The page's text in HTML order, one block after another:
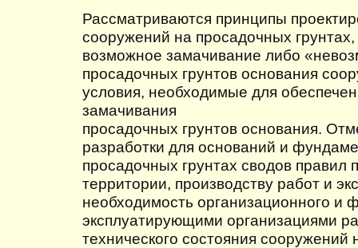
Рассматриваются принципы
сооружений на просадочных
возможное замачивание либо
просадочных грунтов основания
условия, необходимые для
замачивания
просадочных грунтов основания.
разработки для оснований и
просадочных грунтах сводов правил
территории, производству работ и
необходимость организационного и
эксплуатирующими организациями
технического состояния сооружений